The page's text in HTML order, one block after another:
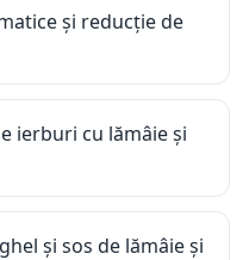
și reducție de
ierburi cu lămâie și
și sos de lămâie și